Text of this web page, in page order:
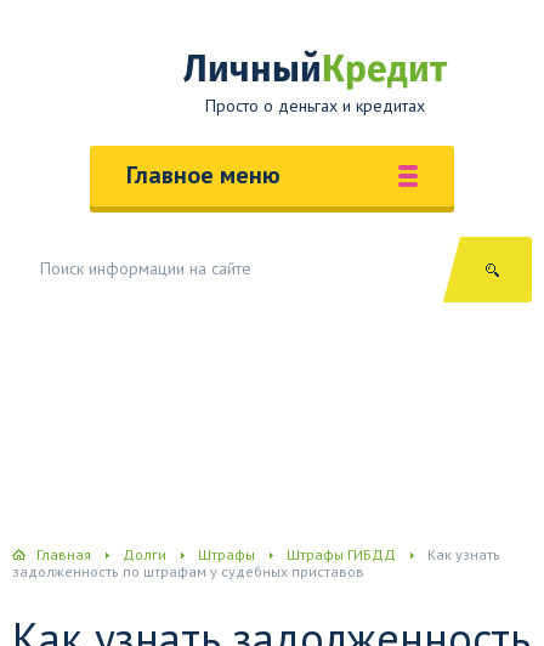
Личный Кредит
Просто о деньгах и кредитах
Главное меню
Главная Долги Штрафы Штрафы ГИБДД
Как узнать
задолженность по штрафам у судебных приставов